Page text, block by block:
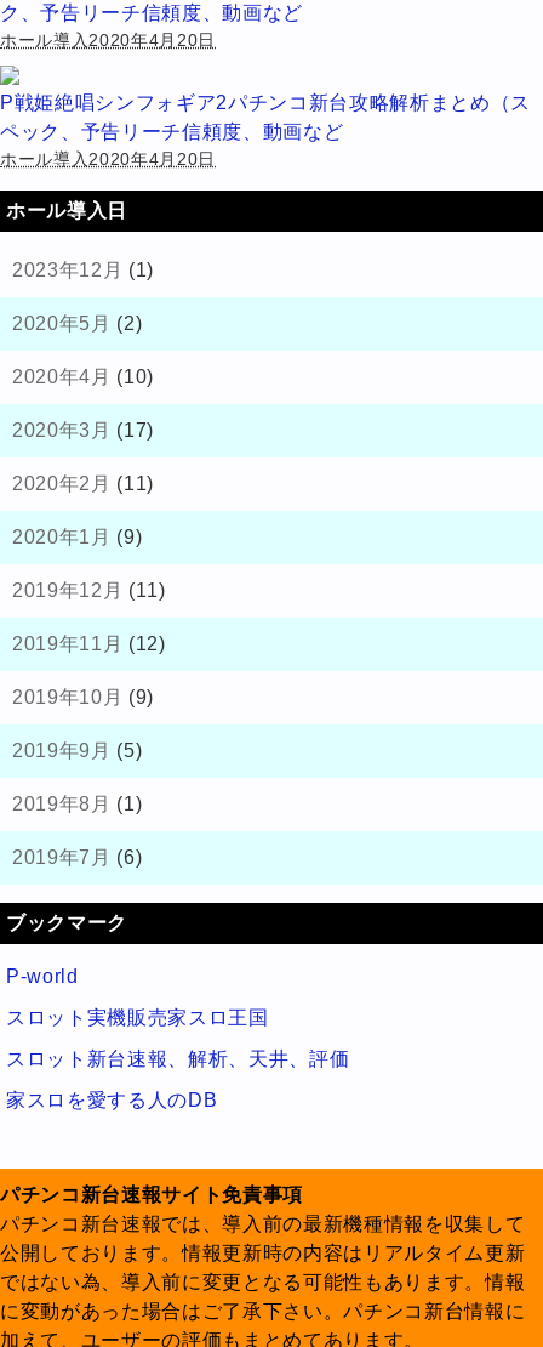
ク、予告リーチ信頼度、動画など
ホール導入2020年4月20日
P戦姫絶唱シンフォギア2パチンコ新台攻略解析まとめ（ス
ペック、予告リーチ信頼度、動画など
ホール導入2020年4月20日
ホール導入日
2023年12月 (1)
2020年5月 (2)
2020年4月 (10)
2020年3月 (17)
2020年2月 (11)
2020年1月 (9)
2019年12月 (11)
2019年11月 (12)
2019年10月 (9)
2019年9月 (5)
2019年8月 (1)
2019年7月 (6)
ブックマーク
P-world
スロット実機販売家スロ王国
スロット新台速報、解析、天井、評価
家スロを愛する人のDB
パチンコ新台速報サイト免責事項
パチンコ新台速報では、導入前の最新機種情報を収集して
公開しております。情報更新時の内容はリアルタイム更新
ではない為、導入前に変更となる可能性もあります。情報
に変動があった場合はご了承下さい。パチンコ新台情報に
加えて、ユーザーの評価もまとめてあります。